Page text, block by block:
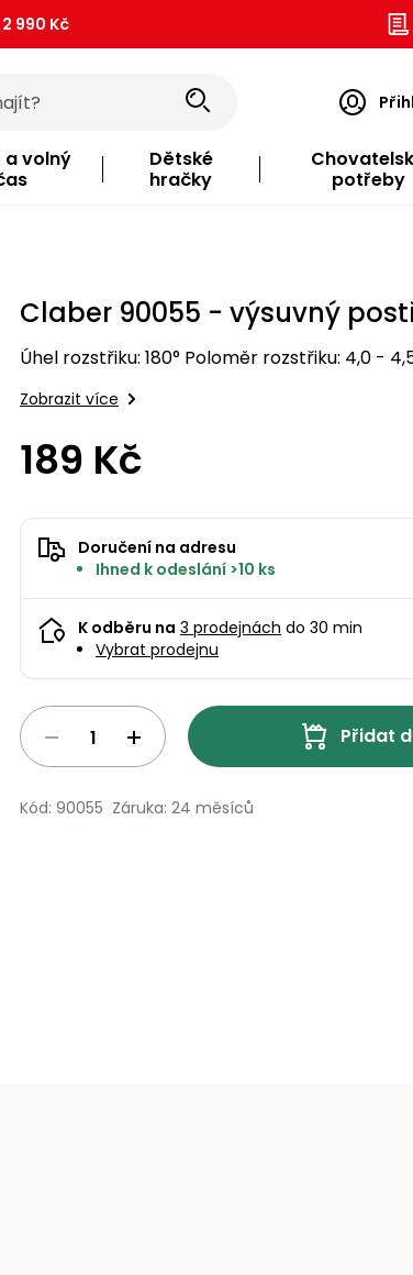
990 Kč
a volný
Dětské
hračky
potřeby
Claber 90055 - výsuvný
Úhel rozstřiku: 180° Poloměr rozstřiku: 4,0 -
Zobrazit více
189 Kč
Doručení na adresu
Ihned k odeslání >10 ks
K odběru na 3 prodejnách do 30 min
Vybrat prodejnu
Přidat
Kód: 90055 Záruka: 24 měsíců